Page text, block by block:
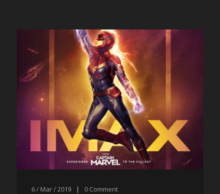
6 / Mar / 2019 | 0 Comment